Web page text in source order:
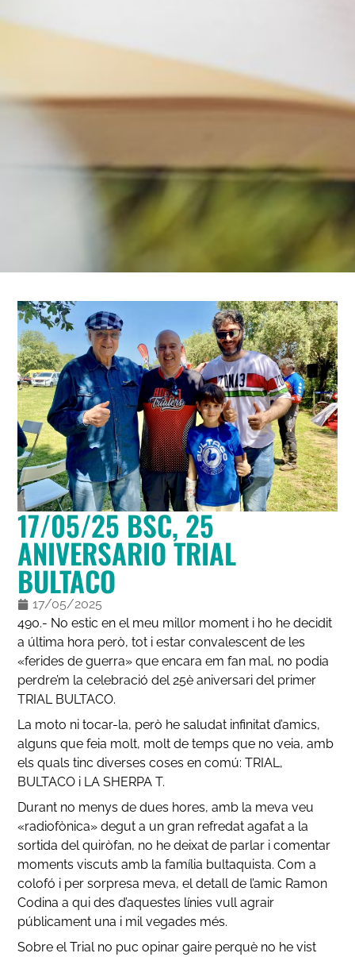
17/05/25 BSC, 25
ANIVERSARIO TRIAL
BULTACO
17/05/2025
490.- No estic en el meu millor moment i ho he decidit
a última hora però, tot i estar convalescent de les
«ferides de guerra» que encara em fan mal, no podia
perdre’m la celebració del 25è aniversari del primer
TRIAL BULTACO.
La moto ni tocar-la, però he saludat infinitat d’amics,
alguns que feia molt, molt de temps que no veia, amb
els quals tinc diverses coses en comú: TRIAL,
BULTACO i LA SHERPA T.
Durant no menys de dues hores, amb la meva veu
«radiofònica» degut a un gran refredat agafat a la
sortida del quiròfan, no he deixat de parlar i comentar
moments viscuts amb la família bultaquista. Com a
colofó ​​i per sorpresa meva, el detall de l’amic Ramon
Codina a qui des d’aquestes línies vull agrair
públicament una i mil vegades més.
Sobre el Trial no puc opinar gaire perquè no he vist